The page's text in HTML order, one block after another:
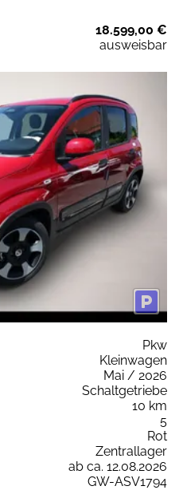
18.599,00 €
ausweisbar
Pkw
Kleinwagen
Mai / 2026
Schaltgetriebe
10 km
5
Rot
Zentrallager
ab ca. 12.08.2026
GW-ASV1794